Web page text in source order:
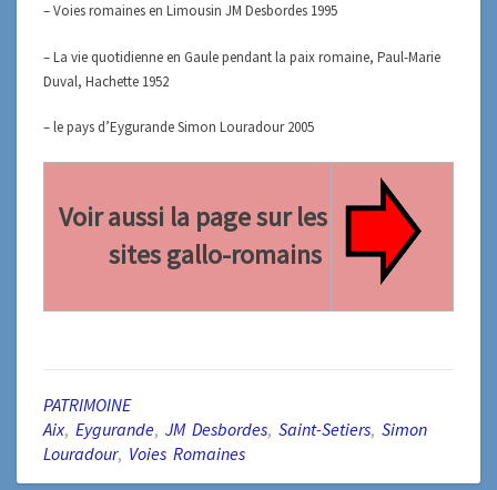
– Voies romaines en Limousin JM Desbordes 1995
– La vie quotidienne en Gaule pendant la paix romaine, Paul-Marie
Duval, Hachette 1952
– le pays d’Eygurande Simon Louradour 2005
Voir aussi la page sur les
sites gallo-romains
PATRIMOINE
Aix, Eygurande, JM Desbordes, Saint-Setiers, Simon
Louradour, Voies Romaines